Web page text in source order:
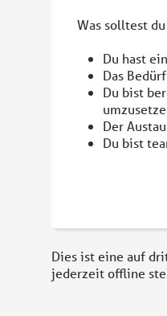
Was solltest
Du hast
Das
Du bist
Der
Du bist
Dies ist eine auf
jederzeit offline